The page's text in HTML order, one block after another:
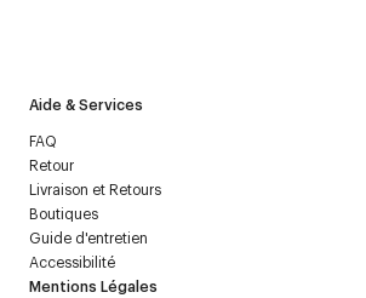
Aide & Services
FAQ
Retour
Livraison et Retours
Boutiques
Guide d'entretien
Accessibilité
Mentions Légales